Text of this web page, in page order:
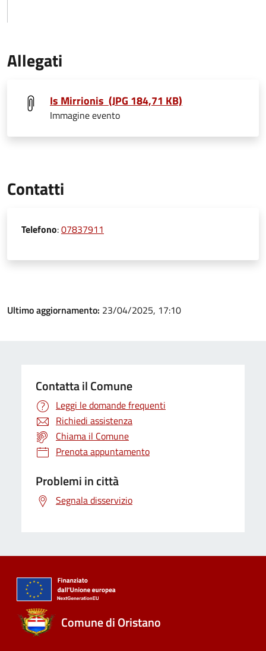
Allegati
Is Mirrionis (JPG 184,71 KB)
Immagine evento
Contatti
Telefono:07837911
Ultimo aggiornamento: 23/04/2025, 17:10
Contatta il Comune
Leggi le domande frequenti
Richiedi assistenza
Chiama il Comune
Prenota appuntamento
Problemi in città
Segnala disservizio
Comune di Oristano